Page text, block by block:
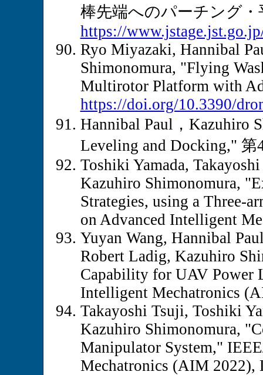
棒先端へのパーチング
https://
Ryo Miyazaki, Hannibal
Shimonomura, "Flying
Multirotor Platform with
https://doi.org/10.3390/
Hannibal Paul，Kazuhiro
Leveling and Docking,"
Toshiki Yamada,
Kazuhiro Shimonomura,
Strategies, using a Three-
on Advanced Intelligent
Yuyan Wang, Hannibal
Robert Ladig, Kazuhiro
Capability for UAV Power
Intelligent Mechatronics
Takayoshi Tsuji, Toshiki
Kazuhiro Shimonomura,
Manipulator System,"
Mechatronics (AIM 2022),